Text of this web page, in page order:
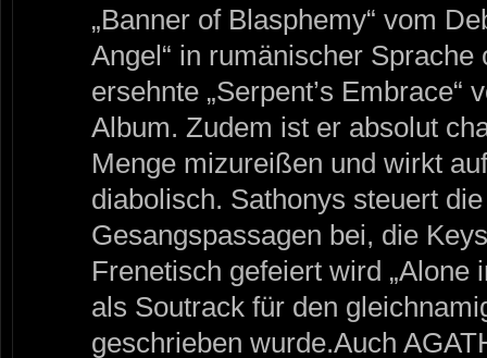
„Banner of Blasphemy“ vom
Angel“ in rumänischer Sprache
ersehnte „Serpent’s Embrace“
Album. Zudem ist er absolut
Menge mizureißen und wirkt
diabolisch. Sathonys steuert
Gesangspassagen bei, die
Frenetisch gefeiert wird „Alone
als Soutrack für den
geschrieben wurde.Auch